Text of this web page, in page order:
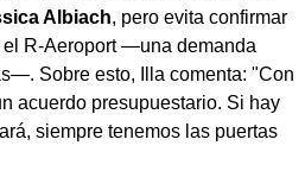
Albiach, pero evita confirmar
R-Aeroport —una demanda
Sobre esto, Illa comenta: "Con
acuerdo presupuestario. Si hay
siempre tenemos las puertas